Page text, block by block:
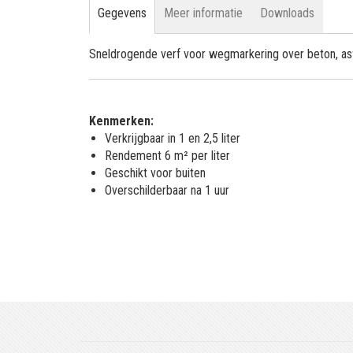
Gegevens
Sneldrogende verf voor wegmarkering over beton,
Kenmerken:
Verkrijgbaar in 1 en 2,5 liter
Rendement 6 m² per liter
Geschikt voor buiten
Overschilderbaar na 1 uur
Meer informatie Downloads